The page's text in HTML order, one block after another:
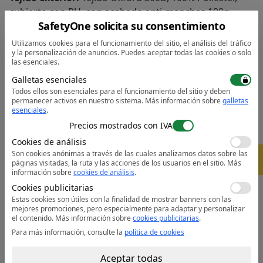
cubierto con PU, con acabado anti-manchas 190g
Tejido del forro: 100% Poliéster 60g
Material de relleno:100% Poliéster 170g
Características:
• Certificado CE
• Impermeable con las costuras encintadas evita la
penetración de agua
• Cita reflectante para mayor visibilidad
• Totalmente forrada y acolchada, para atrapar el calor
y aumentar la calidez
• 4 Bolsillos para mayor capacidad
• Bolsillo interno en el pecho
• Cremallera de doble carro para un acceso rápido y
sencillo
• Frontal con tapeta antiaguaceros, para proteger
5%
SafetyOne solicita su consentimiento
Utilizamos cookies para el funcionamiento del sitio, el análisis del tráfico
y la personalización de anuncios. Puedes aceptar todas las cookies o solo
las esenciales.
Galletas esenciales
Todos ellos son esenciales para el funcionamiento del sitio y deben
permanecer activos en nuestro sistema. Más información sobregalletas
esenciales.
Precios mostrados con IVA
Cookies de análisis
Son cookies anónimas a través de las cuales analizamos datos sobre las
páginas visitadas, la ruta y las acciones de los usuarios en el sitio. Más
información sobrecookies de análisis.
Cookies publicitarias
Estas cookies son útiles con la finalidad de mostrar banners con las
mejores promociones, pero especialmente para adaptar y personalizar
el contenido. Más información sobrecookies publicitarias.
Para más información, consulte la política de cookies
Aceptar todas